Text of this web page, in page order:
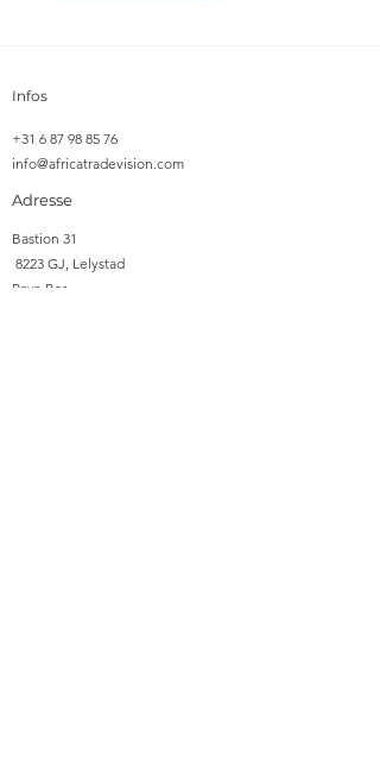
Infos
+31 6 87 98 85 76
info@africatradevision.com
Adresse
​Bastion 31
8223 GJ, Lelystad
Pays-Bas